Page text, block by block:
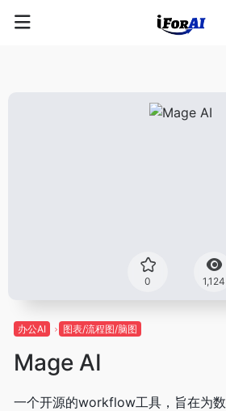
0 1,124
办公AI 图表/流程图/脑图
Mage AI
一个开源的workflow工具，旨在为